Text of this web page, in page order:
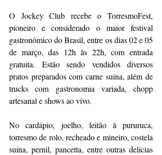
O Jockey Club recebe o TorresmoFest,
pioneiro e considerado o maior festival
gastronômico do Brasil, entre os dias 02 e 05
de março, das 12h às 22h, com entrada
gratuita. Estão sendo vendidos diversos
pratos preparados com carne suína, além de
trucks com gastronomia variada, chopp
artesanal e shows ao vivo.
No cardápio, joelho, leitão à pururuca,
torresmo de rolo, recheado e mineiro, costela
suína, pernil, pancetta, entre outras delícias